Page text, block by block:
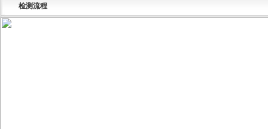
检测流程